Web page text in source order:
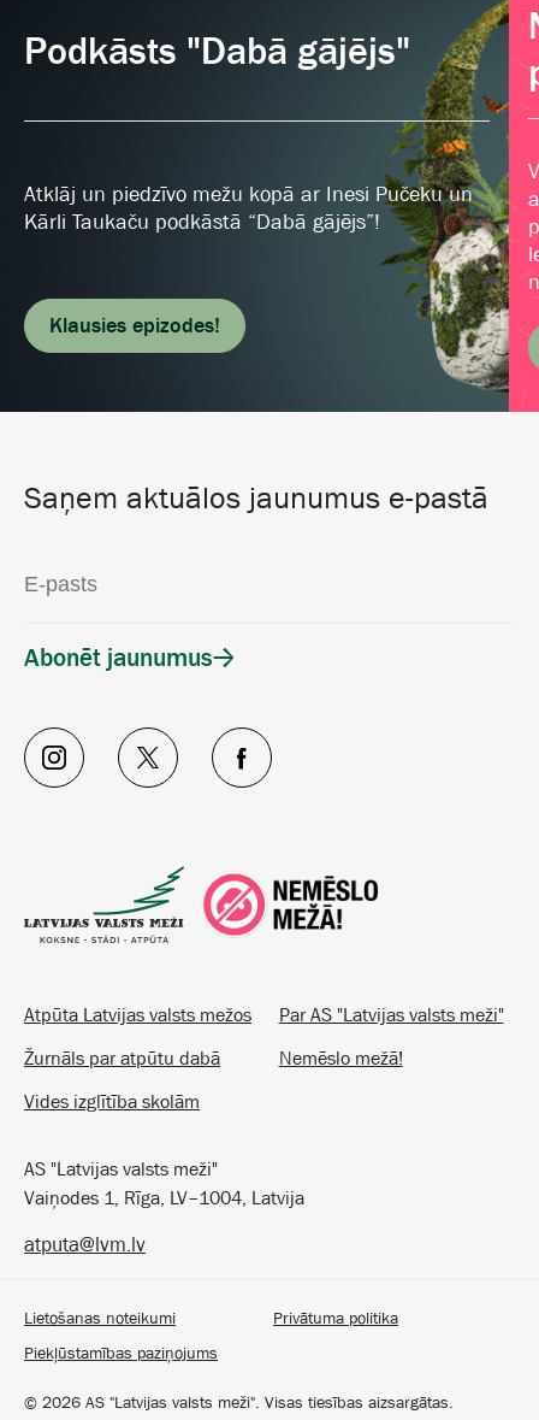
Podkāsts "Dabā gājējs"
Atklāj un piedzīvo mežu kopā ar Inesi Pučeku un
Kārli Taukaču podkāstā “Dabā gājējs”!
Klausies epizodes!
Atpūta Latvijas valsts mežos
Par AS "Latvijas valsts meži"
Žurnāls par atpūtu dabā
Nemēslo mežā!
Vides izglītība skolām
AS "Latvijas valsts meži"
Vaiņodes 1, Rīga, LV–1004, Latvija
Saņem aktuālos jaunumus e-pastā
Abonēt jaunumus
© 2026 AS "Latvijas valsts meži". Visas tiesības aizsargātas.
Lietošanas noteikumi
Privātuma politika
Piekļūstamības paziņojums
atputa@lvm.lv